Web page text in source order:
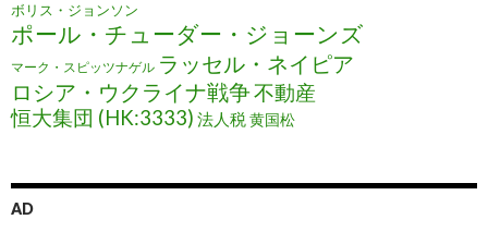
ボリス・ジョンソン
ポール・チューダー・ジョーンズ
マーク・スピッツナゲル ラッセル・ネイピア
ロシア・ウクライナ戦争不動産
恒大集団 (HK:3333) 法人税黄国松
AD